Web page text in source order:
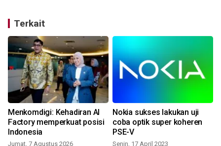
Terkait
Menkomdigi: Kehadiran AI
Factory memperkuat posisi
Indonesia
Jumat, 7 Agustus 2026
Nokia sukses lakukan uji
coba optik super koheren
PSE-V
Senin, 17 April 2023